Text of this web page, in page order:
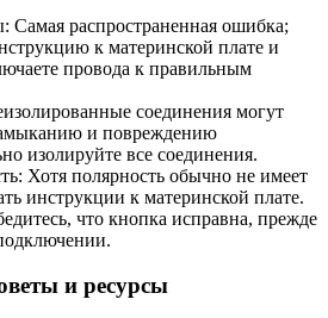
Самая распространенная ошибка;
к материнской плате и
провода к правильным
соединения могут
и повреждению
изолируйте все соединения.
Хотя полярность обычно не имеет
инструкции к материнской плате.
что кнопка исправна, прежде
и ресурсы